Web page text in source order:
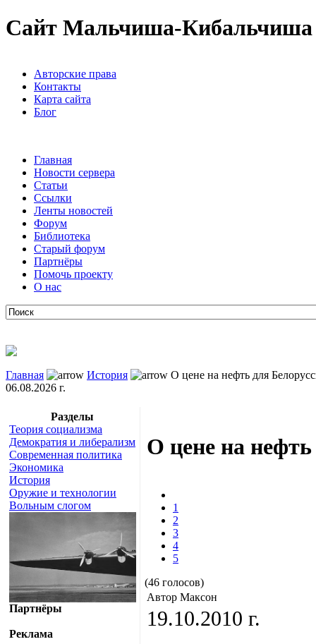
Сайт Мальчиша-Кибальчиша
Авторские права
Контакты
Карта сайта
Блог
Главная
Новости сервера
Статьи
Ссылки
Ленты новостей
Форум
Библиотека
Старый форум
Партнёры
Помочь проекту
О нас
Главная История
О цене на нефть для
06.08.2026 г.
Разделы
Теория социализма
Демократия и либерализм
Современная политика
Экономика
История
Оружие и технологии
Вольным слогом
Партнёры
Реклама
О цене на
1
2
3
4
5
(46 голосов)
Автор Максон
19.10.2010 г.